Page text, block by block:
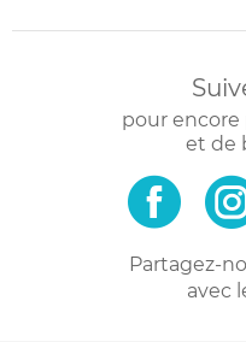
pour
et de
Partagez-
avec